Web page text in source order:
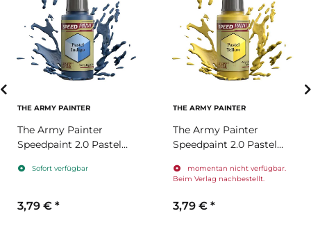
THE ARMY PAINTER
The Army Painter
Speedpaint 2.0 Pastel
Sofort verfügbar
3,79 € *
THE ARMY PAINTER
The Army Painter
Speedpaint 2.0 Pastel
momentan nicht verfügbar.
Beim Verlag nachbestellt.
3,79 € *